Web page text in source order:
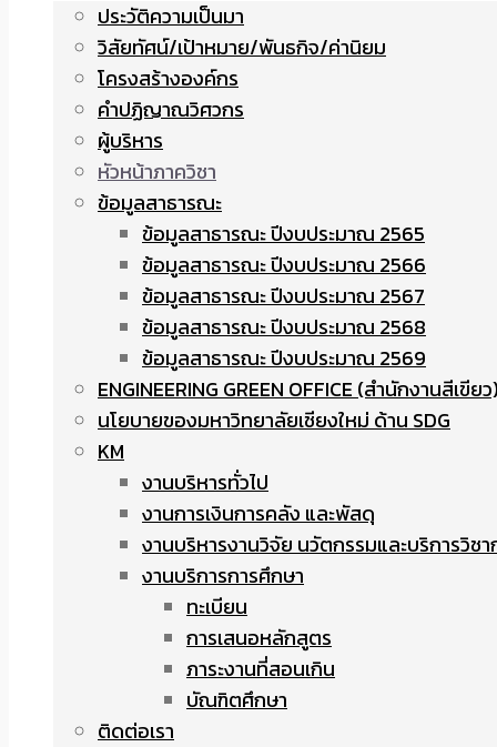
ประวัติความเป็นมา
วิสัยทัศน์/เป้าหมาย/พันธกิจ/ค่านิยม
โครงสร้างองค์กร
คำปฏิญาณวิศวกร
ผู้บริหาร
หัวหน้าภาควิชา
ข้อมูลสาธารณะ
ข้อมูลสาธารณะ ปีงบประมาณ 2565
ข้อมูลสาธารณะ ปีงบประมาณ 2566
ข้อมูลสาธารณะ ปีงบประมาณ 2567
ข้อมูลสาธารณะ ปีงบประมาณ 2568
ข้อมูลสาธารณะ ปีงบประมาณ 2569
ENGINEERING GREEN OFFICE (สำนักงานสีเขีย
นโยบายของมหาวิทยาลัยเชียงใหม่ ด้าน SDG
KM
งานบริหารทั่วไป
งานการเงินการคลัง และพัสดุ
งานบริหารงานวิจัย นวัตกรรมและบริการวิชา
งานบริการการศึกษา
ทะเบียน
การเสนอหลักสูตร
ภาระงานที่สอนเกิน
บัณฑิตศึกษา
ติดต่อเรา